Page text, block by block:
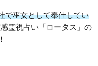
で巫女として奉仕してい
霊視占い「ロータス」の